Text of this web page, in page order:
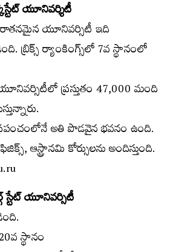
యూనివర్శిటీ
యూనివర్సిటీ ఇది
బ్రిక్స్ ర్యాంకింగ్స్‌లో 7వ స్థానంలో
ప్రస్తుతం 47,000 మంది
అతి పొడవైన భవనం ఉంది.
ఆస్ట్రానమి కోర్సులను అందిస్తుంది.
స్టేట్ యూనివర్సిటీ
స్థానం